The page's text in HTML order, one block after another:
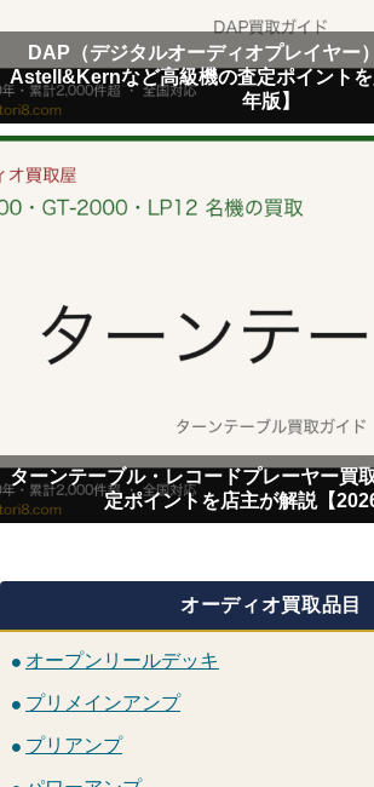
DAP（デジタルオーディオプレイヤー
Astell&Kernなど高級機の査定ポイント
年版】
ターンテーブル・レコードプレーヤー買
定ポイントを店主が解説【
オーディオ買取品目
オープンリールデッキ
プリメインアンプ
プリアンプ